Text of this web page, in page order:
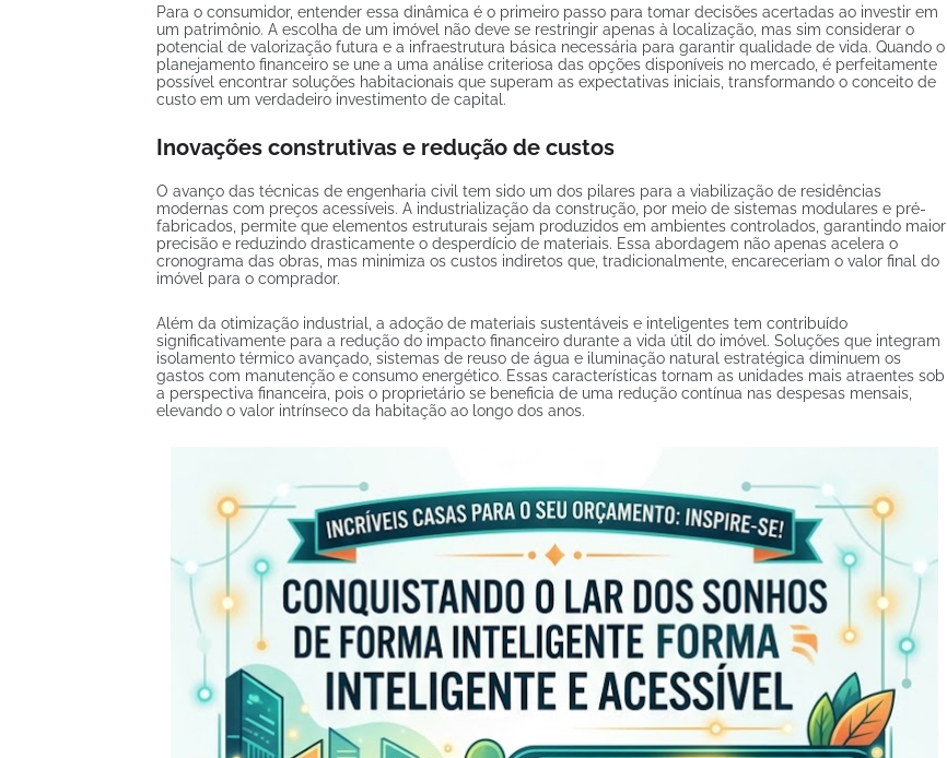
Para o consumidor, entender essa dinâmica é o primeiro passo para tomar decisões acertadas ao investir em
um patrimônio. A escolha de um imóvel não deve se restringir apenas à localização, mas sim considerar o
potencial de valorização futura e a infraestrutura básica necessária para garantir qualidade de vida. Quando o
planejamento financeiro se une a uma análise criteriosa das opções disponíveis no mercado, é perfeitamente
possível encontrar soluções habitacionais que superam as expectativas iniciais, transformando o conceito de
custo em um verdadeiro investimento de capital.
Inovações construtivas e redução de custos
O avanço das técnicas de engenharia civil tem sido um dos pilares para a viabilização de residências
modernas com preços acessíveis. A industrialização da construção, por meio de sistemas modulares e pré-
fabricados, permite que elementos estruturais sejam produzidos em ambientes controlados, garantindo maior
precisão e reduzindo drasticamente o desperdício de materiais. Essa abordagem não apenas acelera o
cronograma das obras, mas minimiza os custos indiretos que, tradicionalmente, encareceriam o valor final do
imóvel para o comprador.
Além da otimização industrial, a adoção de materiais sustentáveis e inteligentes tem contribuído
significativamente para a redução do impacto financeiro durante a vida útil do imóvel. Soluções que integram
isolamento térmico avançado, sistemas de reuso de água e iluminação natural estratégica diminuem os
gastos com manutenção e consumo energético. Essas características tornam as unidades mais atraentes sob
a perspectiva financeira, pois o proprietário se beneficia de uma redução contínua nas despesas mensais,
elevando o valor intrínseco da habitação ao longo dos anos.